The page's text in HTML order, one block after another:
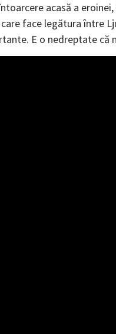
acasă a
face legătura între
E o nedreptate că